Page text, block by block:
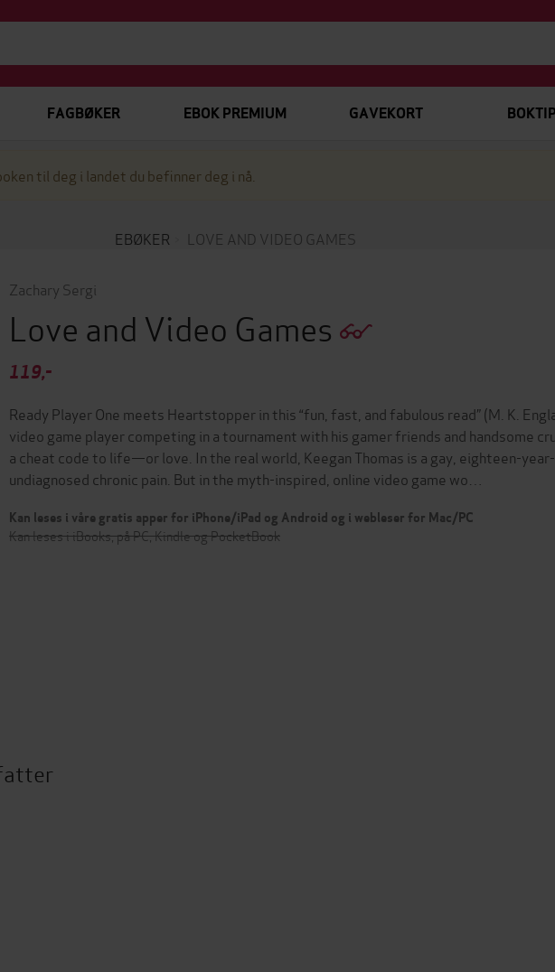
FAGBØKER EBOK PREMIUM GAVEKORT
til deg i landet du befinner deg i nå.
EBØKER LOVE AND VIDEO GAMES
Zachary Sergi
Love and Video Games
119,-
Ready Player One meets Heartstopper in this “fun, fast, and fabulous read” (M. K.
video game player competing in a tournament with his gamer friends and handsome
a cheat code to life—or love. In the real world, Keegan Thomas is a gay, eighteen-
undiagnosed chronic pain. But in the myth-inspired, online video game wo…
Kan leses i våre gratis apper for iPhone/iPad og Android og i webleser for Mac/PC
Kan leses i iBooks, på PC, Kindle og PocketBook